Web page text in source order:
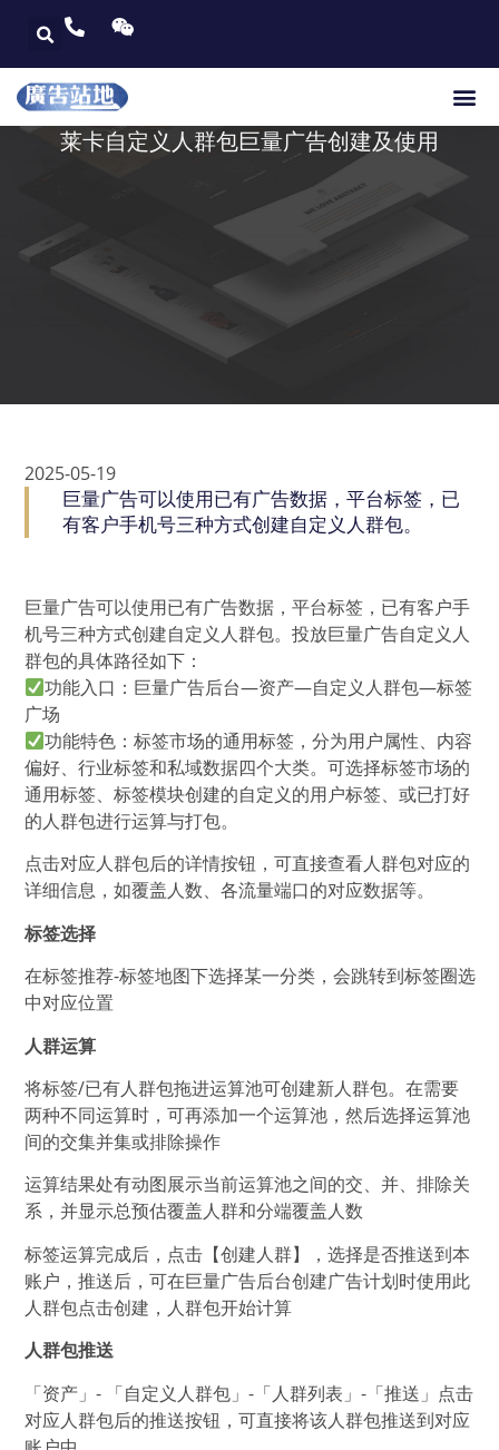
莱卡自定义人群包巨量广告创建及使用
2025-05-19
巨量广告可以使用已有广告数据，平台标签，已
有客户手机号三种方式创建自定义人群包。
巨量广告可以使用已有广告数据，平台标签，已有客户手
机号三种方式创建自定义人群包。投放巨量广告自定义人
群包的具体路径如下：
功能入口：巨量广告后台—资产—自定义人群包—标签
广场
功能特色：标签市场的通用标签，分为用户属性、内容
偏好、行业标签和私域数据四个大类。可选择标签市场的
通用标签、标签模块创建的自定义的用户标签、或已打好
的人群包进行运算与打包。
点击对应人群包后的详情按钮，可直接查看人群包对应的
详细信息，如覆盖人数、各流量端口的对应数据等。
标签选择
在标签推荐-标签地图下选择某一分类，会跳转到标签圈选
中对应位置
人群运算
将标签/已有人群包拖进运算池可创建新人群包。在需要
两种不同运算时，可再添加一个运算池，然后选择运算池
间的交集并集或排除操作
运算结果处有动图展示当前运算池之间的交、并、排除关
系，并显示总预估覆盖人群和分端覆盖人数
标签运算完成后，点击【创建人群】，选择是否推送到本
账户，推送后，可在巨量广告后台创建广告计划时使用此
人群包点击创建，人群包开始计算
人群包推送
「资产」- 「自定义人群包」-「人群列表」-「推送」点击
对应人群包后的推送按钮，可直接将该人群包推送到对应